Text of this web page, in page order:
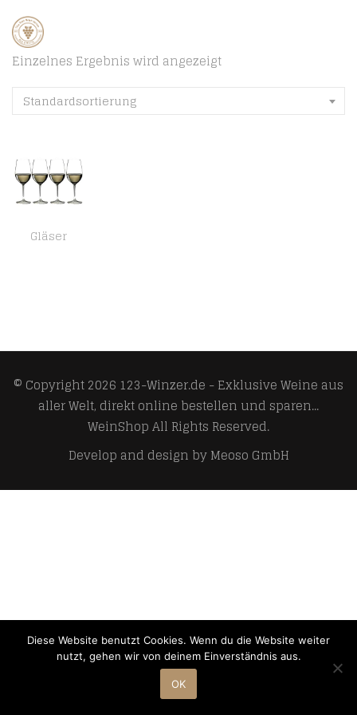
Einzelnes Ergebnis wird angezeigt
Standardsortierung
Gläser
© Copyright 2026 123-Winzer.de - Exklusive Weine aus
aller Welt, direkt online bestellen und sparen...
WeinShopAll Rights Reserved.
Develop and design byMeoso GmbH
Diese Website benutzt Cookies. Wenn du die Website weiter
nutzt, gehen wir von deinem Einverständnis aus.
OK